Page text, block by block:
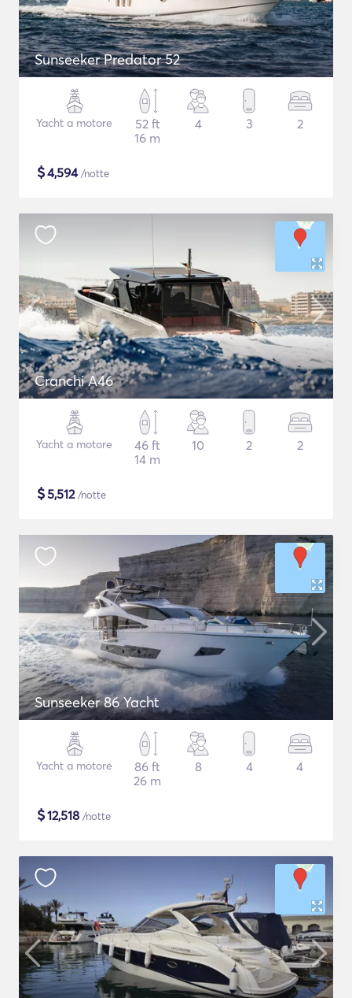
Sunseeker Predator 52
Yacht a motore
52 ft
16 m
4 3 2
$4,594/notte
Cranchi A46
Yacht a motore
46 ft
14 m
10 2 2
$5,512/notte
Sunseeker 86 Yacht
Yacht a motore
86 ft
26 m
8 4 4
$12,518 /notte